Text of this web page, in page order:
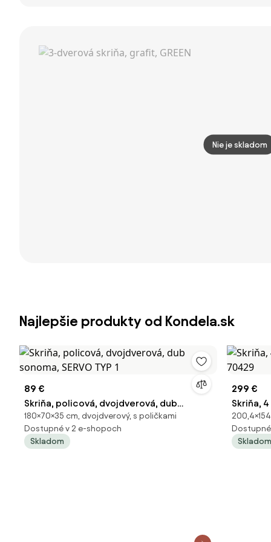
Nie je skladom
Najlepšie produkty od Kondela.sk
89 €
Skriňa, policová, dvojdverová, dub
sonoma, SERVO TYP 1
180×70×35 cm, dvojdverový, s poličkami
Dostupné v 2 e-shopoch
Skladom
299 €
Skriňa,
70429
Skladom